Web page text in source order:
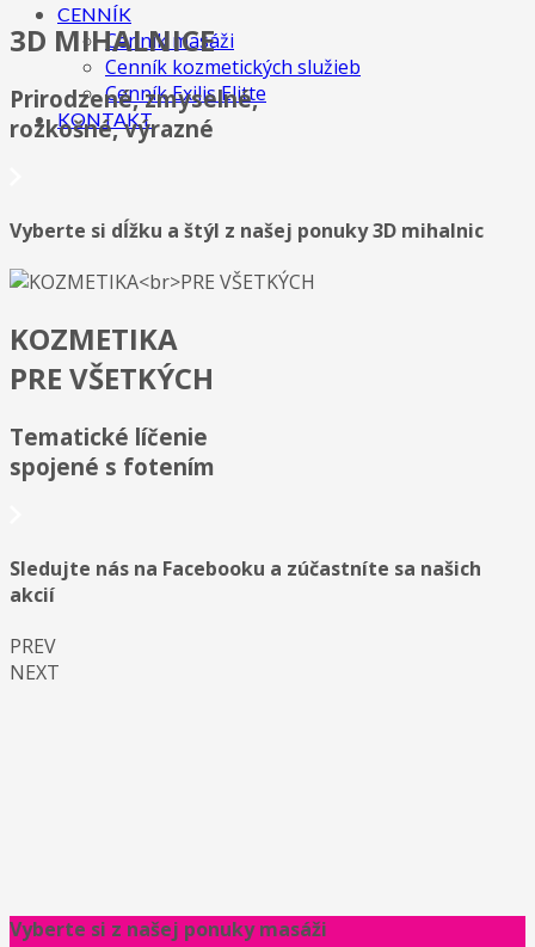
CENNÍK
Cenník masáži
Cenník kozmetických služieb
Cenník Exilis Elitte
KONTAKT
3D MIHALNICE
Prirodzené, zmyselné,
rozkošné, výrazné
Vyberte si dĺžku a štýl z našej ponuky 3D mihalnic
KOZMETIKA
PRE VŠETKÝCH
Tematické líčenie
spojené s fotením
Sledujte nás na Facebooku a zúčastníte sa našich
akcií
PREV
NEXT
Vyberte si z našej ponuky masáži